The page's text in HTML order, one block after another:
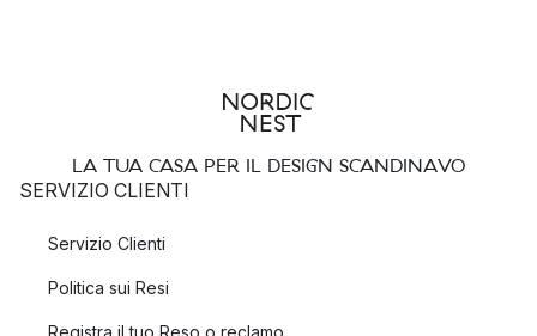
LA TUA CASA PER IL DESIGN SCANDINAVO
SERVIZIO CLIENTI
Servizio Clienti
Politica sui Resi
Registra il tuo Reso o reclamo